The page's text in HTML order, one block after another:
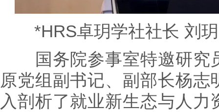
*HRS卓玥学社社长 刘玥
国务院参事室特邀研究
原党组副书记、副部长杨
入剖析了就业新生态与人